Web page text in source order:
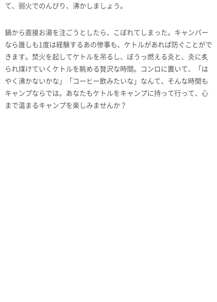
て、弱火でのんびり、沸かしましょう。
鍋から直接お湯を注ごうとしたら、こぼれてしまった。キャンパー
なら誰しも1度は経験するあの惨事も、ケトルがあれば防ぐことがで
きます。焚火を起してケトルを吊るし、ぼうっ燃える炎と、炎に炙
られ煤けていくケトルを眺める贅沢な時間。コンロに置いて、「は
やく沸かないかな」「コーヒー飲みたいな」なんて、そんな時間も
キャンプならでは。あなたもケトルをキャンプに持って行って、心
まで温まるキャンプを楽しみませんか？